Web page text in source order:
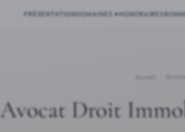
PRÉSENTATIONDOMAINES ▾HONORAIRES
Accueil
Avocat Droit